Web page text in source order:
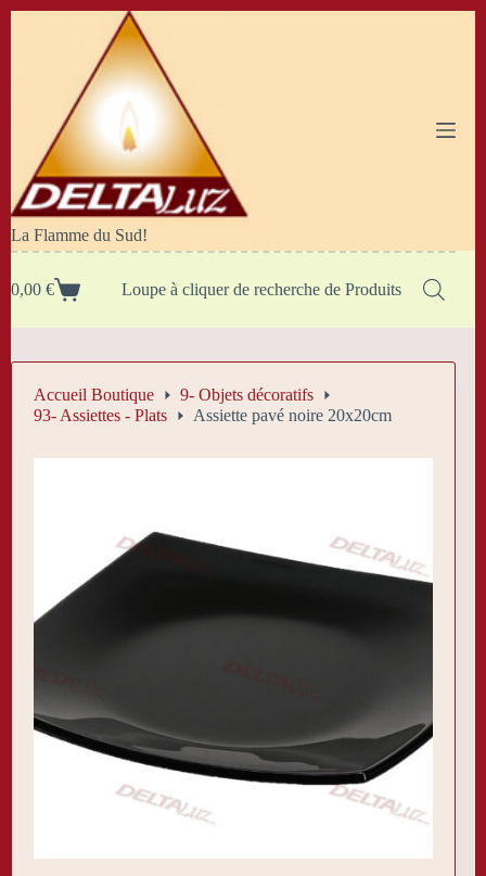
La Flamme du Sud!
Panier
0,00 € Loupe à cliquer de recherche de Produits
Accueil Boutique
9- Objets décoratifs
93- Assiettes - Plats
Assiette pavé noire 20x20cm